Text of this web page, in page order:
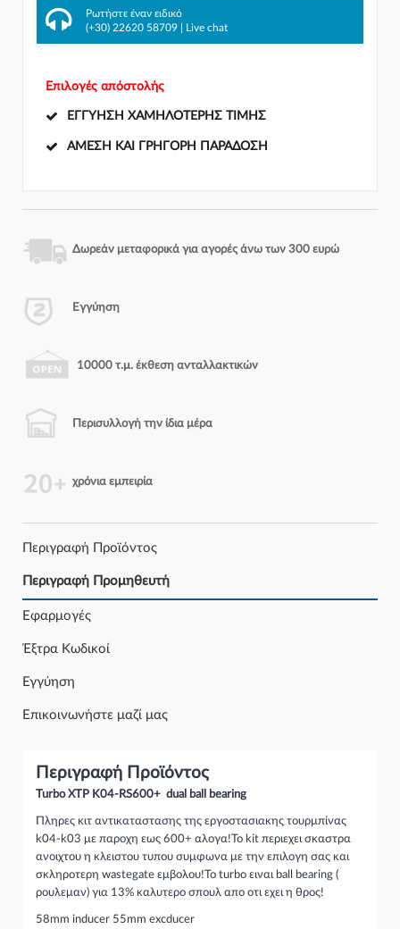
Ρωτήστε έναν ειδικό
(+30) 22620 58709
Live chat
Επιλογές απόστολής
ΕΓΓΎΗΣΗ ΧΑΜΗΛΌΤΕΡΗΣ ΤΙΜΉΣ
ΆΜΕΣΗ ΚΑΙ ΓΡΉΓΟΡΗ ΠΑΡΆΔΟΣΗ
Δωρεάν μεταφορικά για αγορές άνω των 300 ευρώ
Εγγύηση
10000 τ.μ. έκθεση ανταλλακτικών
Περισυλλογή την ίδια μέρα
χρόνια εμπειρία
Περιγραφή Προϊόντος
Περιγραφή Προμηθευτή
Εφαρμογές
Έξτρα Κωδικοί
Εγγύηση
Επικοινωνήστε μαζί μας
Περιγραφή Προϊόντος
Turbo XTP K04-RS600+ dual ball bearing
Πληρες κιτ αντικαταστασης της εργοστασιακης τουρμπίνας
k04-k03 με παροχη εως 600+ αλογα!Το kit περιεχει σκαστρα
ανοιχτου η κλειστου τυπου συμφωνα με την επιλογη σας και
σκληροτερη wastegate εμβολου!Το turbo ειναι ball bearing (
ρουλεμαν) για 13% καλυτερο σπουλ απο οτι εχει η θρος!
58mm inducer 55mm excducer